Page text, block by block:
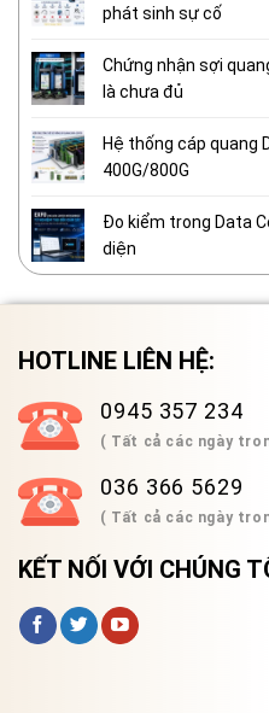
phát sinh sự cố
Chứng nhận sợi
là chưa đủ
Hệ thống cáp quang
400G/800G
Đo kiểm trong Data
diện
HOTLINE LIÊN HỆ:
0945 357 234
( Tất cả các ngày
036 366 5629
( Tất cả các ngày
KẾT NỐI VỚI CHÚNG